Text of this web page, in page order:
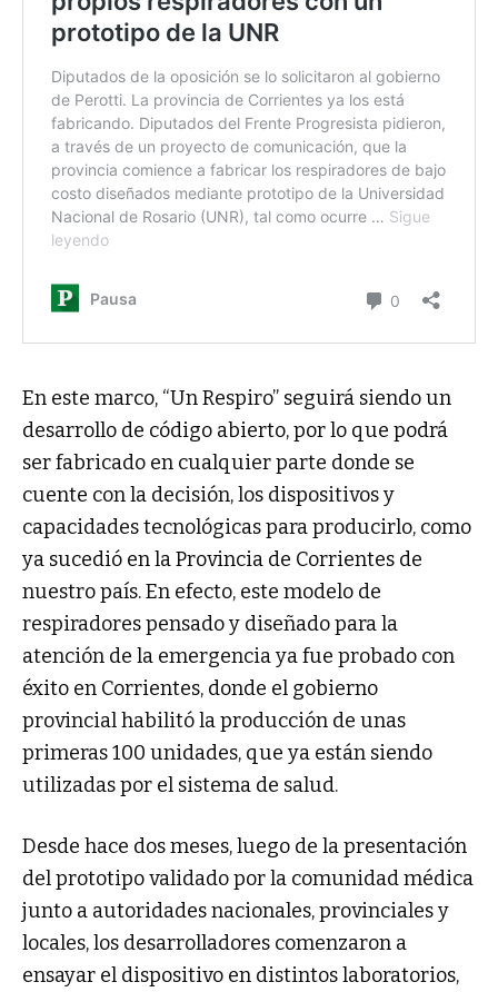
En este marco, “Un Respiro” seguirá siendo un
desarrollo de código abierto, por lo que podrá
ser fabricado en cualquier parte donde se
cuente con la decisión, los dispositivos y
capacidades tecnológicas para producirlo, como
ya sucedió en la Provincia de Corrientes de
nuestro país. En efecto, este modelo de
respiradores pensado y diseñado para la
atención de la emergencia ya fue probado con
éxito en Corrientes, donde el gobierno
provincial habilitó la producción de unas
primeras 100 unidades, que ya están siendo
utilizadas por el sistema de salud.
Desde hace dos meses, luego de la presentación
del prototipo validado por la comunidad médica
junto a autoridades nacionales, provinciales y
locales, los desarrolladores comenzaron a
ensayar el dispositivo en distintos laboratorios,